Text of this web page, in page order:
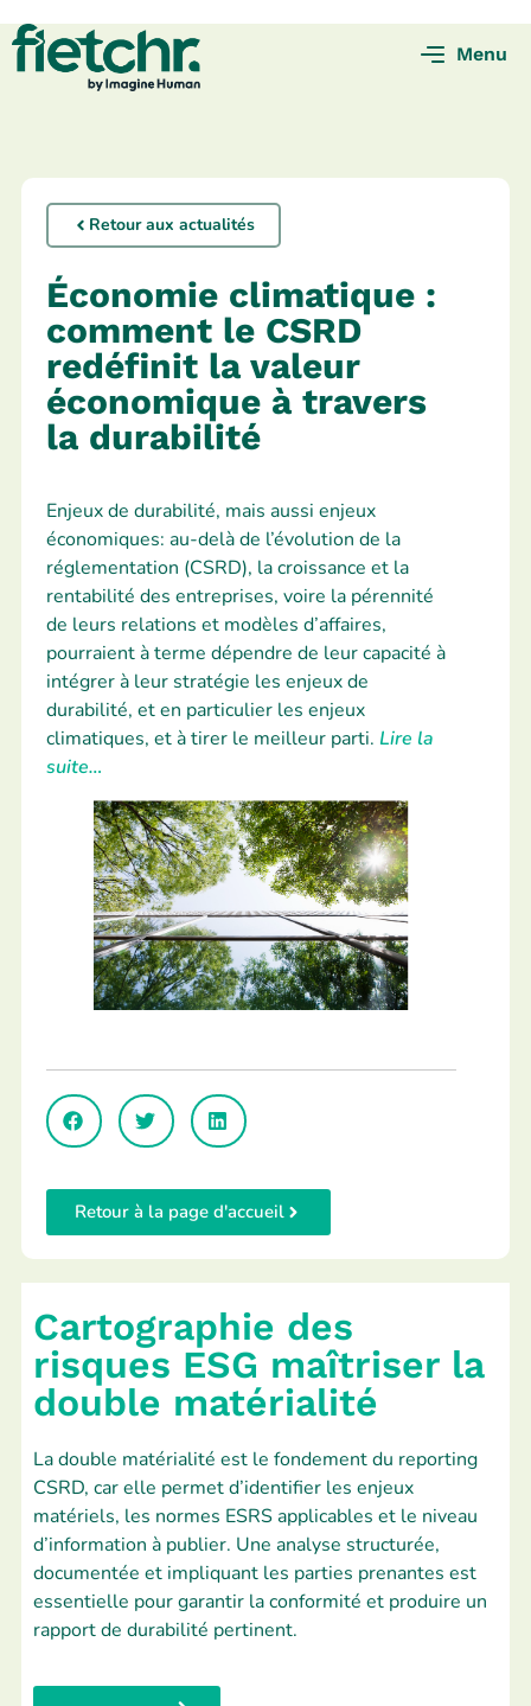
Menu
Retour aux actualités
Économie climatique :
comment le CSRD
redéfinit la valeur
économique à travers
la durabilité
Enjeux de durabilité, mais aussi enjeux
économiques: au-delà de l’évolution de la
réglementation (CSRD), la croissance et la
rentabilité des entreprises, voire la pérennité
de leurs relations et modèles d’affaires,
pourraient à terme dépendre de leur capacité à
intégrer à leur stratégie les enjeux de
durabilité, et en particulier les enjeux
climatiques, et à tirer le meilleur parti. Lire la
suite…
Retour à la page d'accueil
Cartographie des
risques ESG maîtriser la
double matérialité
La double matérialité est le fondement du reporting
CSRD, car elle permet d’identifier les enjeux
matériels, les normes ESRS applicables et le niveau
d’information à publier. Une analyse structurée,
documentée et impliquant les parties prenantes est
essentielle pour garantir la conformité et produire un
rapport de durabilité pertinent.